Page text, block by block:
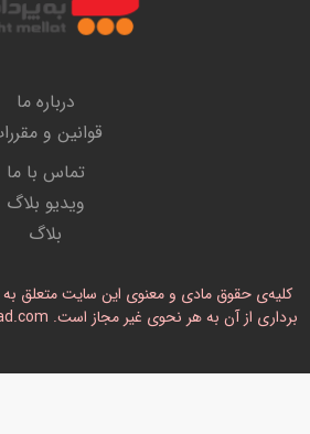
درباره ما
قوانین و مقررات
تماس با ما
ویدیو بلاگ
بلاگ
برداری از آن به هر نحوی غیر مجاز است. Copyright © 2026 DonYad.com